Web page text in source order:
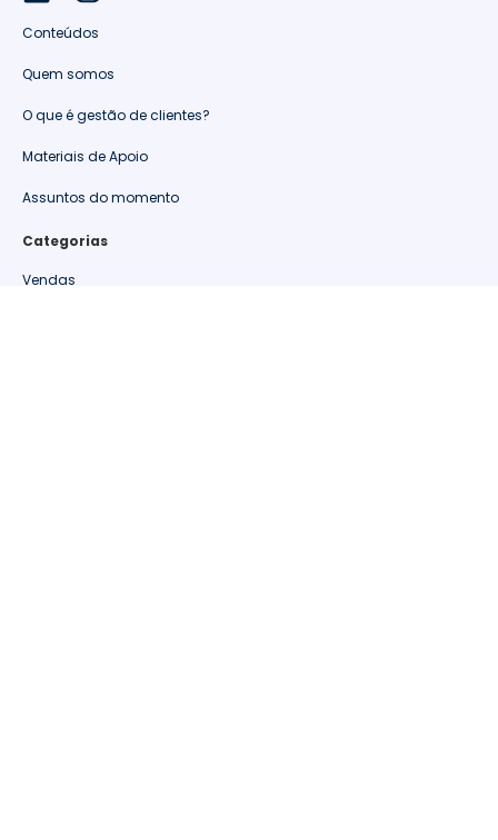
Conteúdos
Quem somos
O que é gestão de clientes?
Materiais de Apoio
Assuntos do momento
Categorias
Vendas